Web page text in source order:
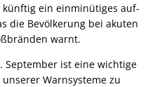
künftig ein einminütiges auf-
die Bevölkerung bei akuten
warnt.
September ist eine wichtige
Warnsysteme zu